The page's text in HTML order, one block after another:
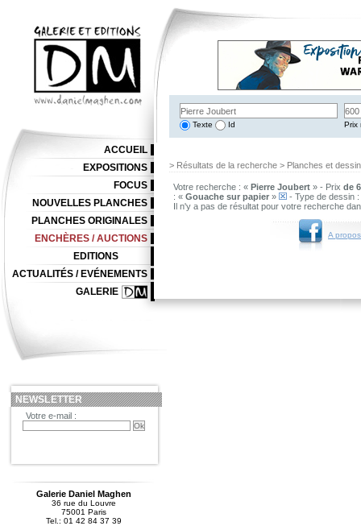
Texte Id Prix
> Résultats de la recherche > Planches et
Votre recherche : « Pierre Joubert » - Prix de
: « Gouache sur papier »
- Type de dessin
Il n'y a pas de résultat pour votre recherche
A
ACCUEIL
EXPOSITIONS
FOCUS
NOUVELLES PLANCHES
PLANCHES ORIGINALES
ENCHÈRES / AUCTIONS
EDITIONS
ACTUALITÉS / EVÉNEMENTS
GALERIE
NEWSLETTER
Votre e-mail :
Galerie Daniel Maghen
36 rue du Louvre
75001 Paris
Tel.: 01 42 84 37 39